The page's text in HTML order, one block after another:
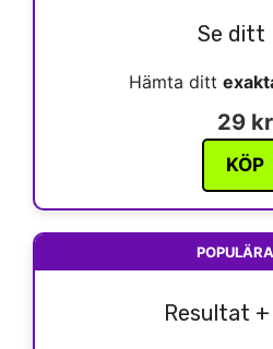
Se ditt
Hämta ditt
29 kr
KÖP
Resultat